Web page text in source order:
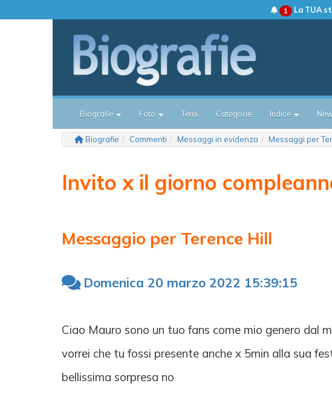
1 La TUA
Biografie Foto Temi Categorie Indice
Biografie Commenti Messaggi in evidenza Messaggi per
Invito x il giorno
Messaggio per Terence Hill
Domenica 20 marzo 2022 15:39:15
Ciao Mauro sono un tuo fans come mio genero dal
vorrei che tu fossi presente anche x 5min alla sua
bellissima sorpresa no